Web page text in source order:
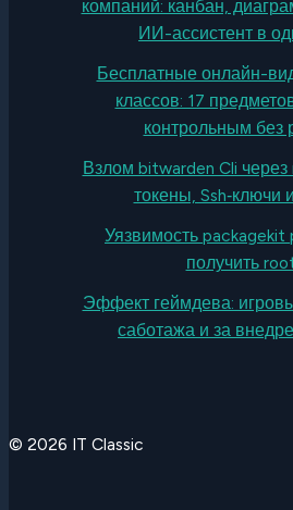
компаний: канбан,
ИИ-ассистент в
Бесплатные онлайн-
классов: 17
контрольным без
Взлом bitwarden Cli через
токены, Ssh‑ключи
Уязвимость packagekit
получить
Эффект геймдева:
саботажа и за
© 2026 IT Classic